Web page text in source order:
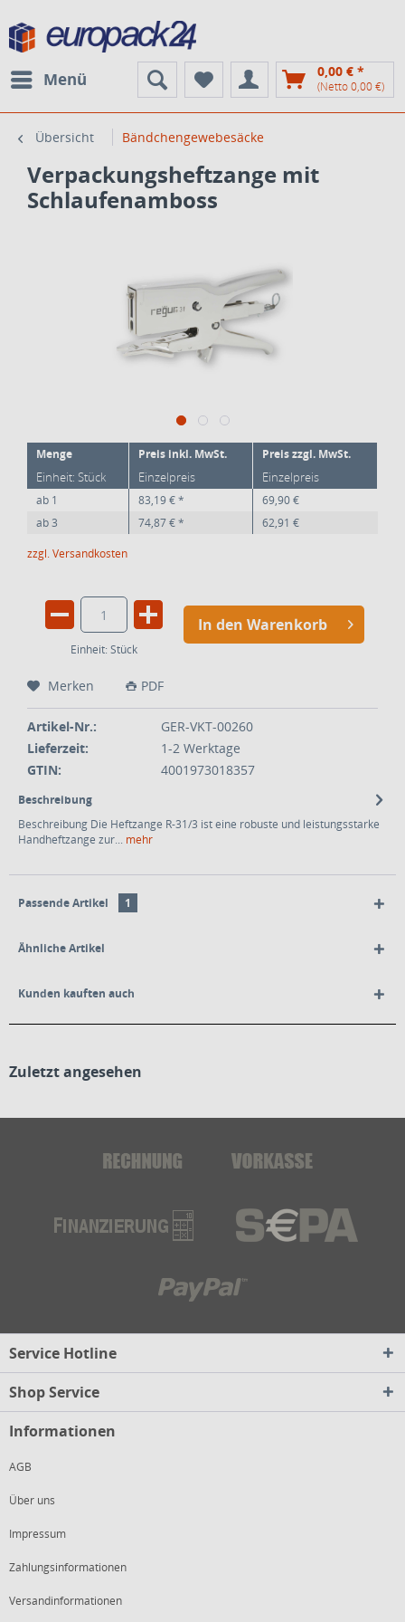
Menü 0,00 € *
(Netto 0,00 €)
Übersicht Bändchengewebesäcke
Verpackungsheftzange mit
Schlaufenamboss
Menge Preis inkl. MwSt. Preis zzgl. MwSt.
Einheit: Stück Einzelpreis Einzelpreis
ab 1 83,19 € *
69,90 €
ab3 74,87 € *
62,91 €
zzgl. Versandkosten
Einheit: Stück
In den Warenkorb
Merken PDF
Artikel-Nr.:
GER-VKT-00260
Lieferzeit:
1-2 Werktage
GTIN:
4001973018357
Beschreibung
Beschreibung Die Heftzange R-31/3 ist eine robuste und leistungsstarke
Handheftzange zur... mehr
Passende Artikel 1
Ähnliche Artikel
Kunden kauften auch
Zuletzt angesehen
Service Hotline
Shop Service
Informationen
AGB
Über uns
Impressum
Zahlungsinformationen
Versandinformationen